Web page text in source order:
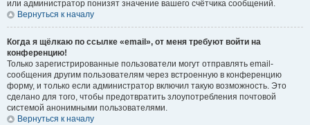
или администратор понизят значение вашего счётчика сообщений.
Вернуться к началу
Когда я щёлкаю по ссылке «email», от меня требуют войти на
конференцию!
Только зарегистрированные пользователи могут отправлять email-
сообщения другим пользователям через встроенную в конференцию
форму, и только если администратор включил такую возможность. Это
сделано для того, чтобы предотвратить злоупотребления почтовой
системой анонимными пользователями.
Вернуться к началу